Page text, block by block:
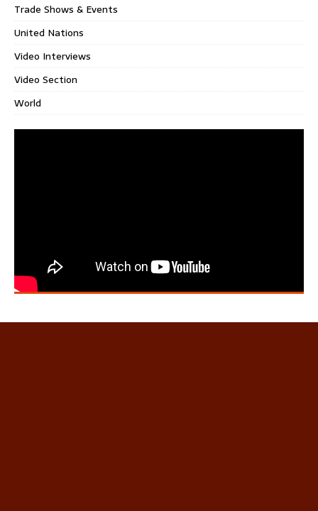
Trade Shows & Events
United Nations
Video Interviews
Video Section
World